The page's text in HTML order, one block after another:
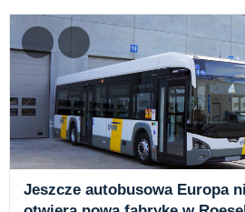
Jeszcze autobusowa Europa